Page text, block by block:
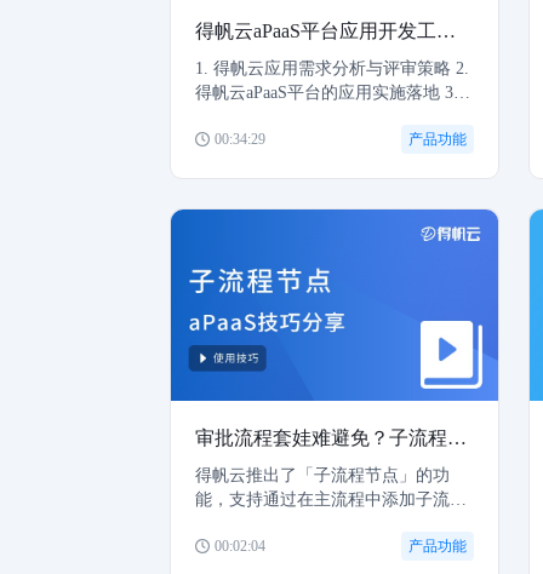
得帆云aPaaS平台应用开发工具集介绍——以PMS系统实施过程为例
1. 得帆云应用需求分析与评审策略 2.
得帆云aPaaS平台的应用实施落地 3.
施过程中的应用
00:34:29 产品功能
审批流程套娃难避免？子流程功能来助力
得帆云推出了「子流程节点」的功
能，支持通过在主流程中添加子流程
子流程对主流程进程的影响。
00:02:04 产品功能